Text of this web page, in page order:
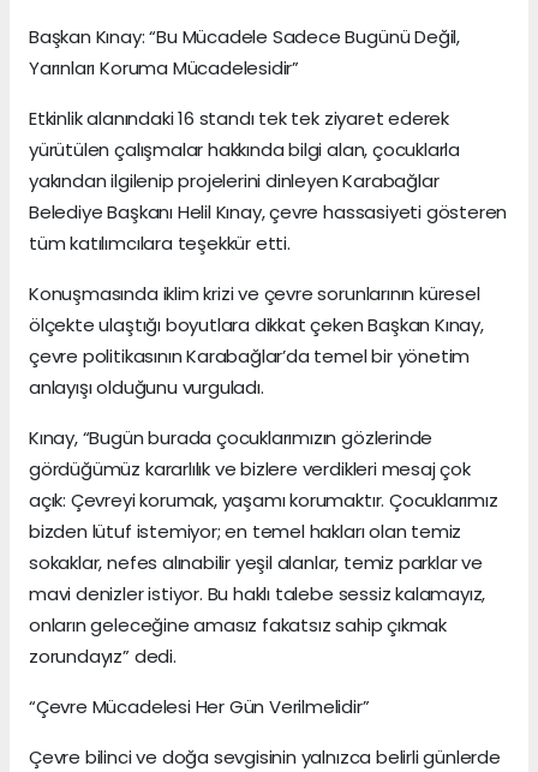
Başkan Kınay: “Bu Mücadele Sadece Bugünü Değil,
Yarınları Koruma Mücadelesidir”
Etkinlik alanındaki 16 standı tek tek ziyaret ederek
yürütülen çalışmalar hakkında bilgi alan, çocuklarla
yakından ilgilenip projelerini dinleyen Karabağlar
Belediye Başkanı Helil Kınay, çevre hassasiyeti gösteren
tüm katılımcılara teşekkür etti.
Konuşmasında iklim krizi ve çevre sorunlarının küresel
ölçekte ulaştığı boyutlara dikkat çeken Başkan Kınay,
çevre politikasının Karabağlar’da temel bir yönetim
anlayışı olduğunu vurguladı.
Kınay, “Bugün burada çocuklarımızın gözlerinde
gördüğümüz kararlılık ve bizlere verdikleri mesaj çok
açık: Çevreyi korumak, yaşamı korumaktır. Çocuklarımız
bizden lütuf istemiyor; en temel hakları olan temiz
sokaklar, nefes alınabilir yeşil alanlar, temiz parklar ve
mavi denizler istiyor. Bu haklı talebe sessiz kalamayız,
onların geleceğine amasız fakatsız sahip çıkmak
zorundayız” dedi.
“Çevre Mücadelesi Her Gün Verilmelidir”
Çevre bilinci ve doğa sevgisinin yalnızca belirli günlerde